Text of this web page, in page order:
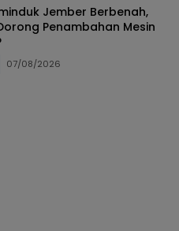
Jember Berbenah,
Penambahan Mesin
07/08/2026